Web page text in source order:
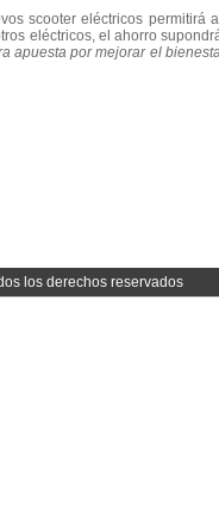
scooter eléctricos permitirá
eléctricos, el ahorro
apuesta por mejorar el
los derechos reservados